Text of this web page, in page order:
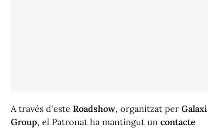
A través d'este Roadshow, organitzat per Galaxi
Group, el Patronat ha mantingut un contacte